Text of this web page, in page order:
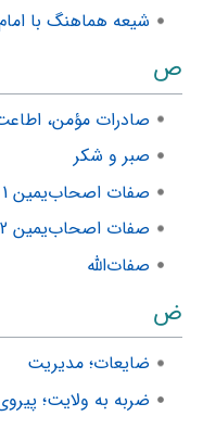
شیعه هماهنگ با
ص
صادرات مؤمن،
صبر و شکر
صفات اصحاب‌یمین 1
صفات اصحاب‌یمین 2
صفات‌الله
ض
ضایعات؛ مدیریت
ضربه به ولایت؛